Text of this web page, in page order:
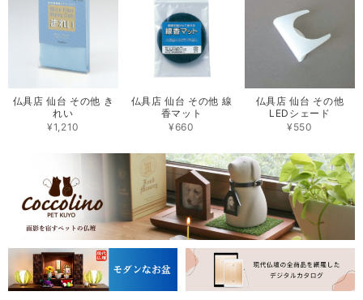
仏具店 仙台 その他 き
れい
¥1,210
仏具店 仙台 その他 線
香マット
¥660
仏具店 仙台 その他
LEDシェード
¥550